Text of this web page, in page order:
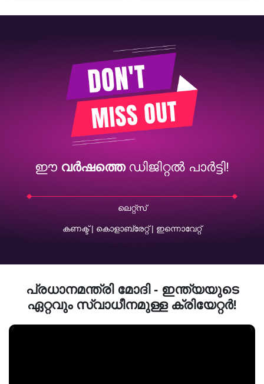
ഈ വർഷത്തെഡിജിറ്റൽ പാർട്ടി!
ലെറ്റ്സ്
കണക്ട് | കൊളാബ്രേറ്റ് | ഇന്നൊവേറ്റ്
പ്രധാനമന്ത്രി മോദി - ഇന്ത്യയുടെ
ഏറ്റവും സ്വാധീനമുള്ള ക്രിയേറ്റർ!